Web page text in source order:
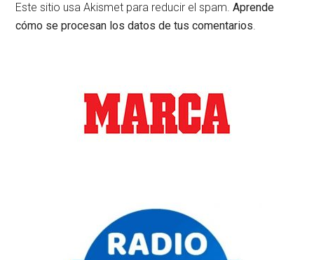
Este sitio usa Akismet para reducir el spam.Aprende
cómo se procesan los datos de tus comentarios.